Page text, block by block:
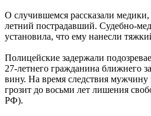
О случившемся рассказали
летний пострадавший. Судебно-
установила, что ему нанесли
Полицейские задержали
27-летнего гражданина ближнего
вину. На время следствия
грозит до восьми лет лишения
РФ).